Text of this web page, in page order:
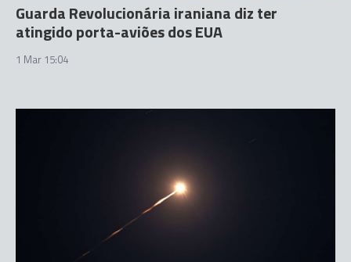
Guarda Revolucionária iraniana diz ter
atingido porta-aviões dos EUA
1 Mar 15:04